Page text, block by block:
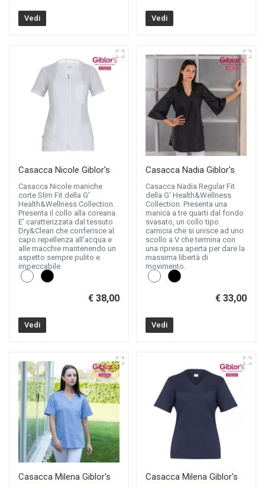
Vedi Vedi
Casacca Nicole Giblor's
Casacca Nicole maniche
corte Slim Fit della G'
Health&Wellness Collection.
Presenta il collo alla coreana.
E' caratterizzata dal tessuto
Dry&Clean che conferisce al
capo repellenza all'acqua e
alle macchie mantenendo un
aspetto sempre pulito e
impeccabile.
€ 38,00
Vedi
Casacca Nadia Giblor's
Casacca Nadia Regular Fit
della G' Health&Wellness
Collection. Presenta una
manica a tre quarti dal fondo
svasato, un collo tipo
camicia che si unisce ad uno
scollo a V che termina con
una ripresa aperta per dare la
massima libertà di
movimento.
€ 33,00
Vedi
Casacca Milena Giblor's Casacca Milena Giblor's